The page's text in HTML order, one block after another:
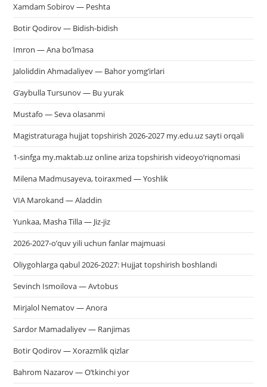
Xamdam Sobirov — Peshta
Botir Qodirov — Bidish-bidish
Imron — Ana bo’lmasa
Jaloliddin Ahmadaliyev — Bahor yomg’irlari
G’aybulla Tursunov — Bu yurak
Mustafo — Seva olasanmi
Magistraturaga hujjat topshirish 2026-2027 my.edu.uz sayti orqali
1-sinfga my.maktab.uz online ariza topshirish videoyo’riqnomasi
Milena Madmusayeva, toiraxmed — Yoshlik
VIA Marokand — Aladdin
Yunkaa, Masha Tilla — Jiz-jiz
2026-2027-o’quv yili uchun fanlar majmuasi
Oliygohlarga qabul 2026-2027: Hujjat topshirish boshlandi
Sevinch Ismoilova — Avtobus
Mirjalol Nematov — Anora
Sardor Mamadaliyev — Ranjimas
Botir Qodirov — Xorazmlik qizlar
Bahrom Nazarov — O’tkinchi yor